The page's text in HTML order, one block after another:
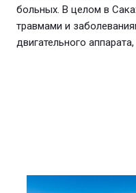
больных. В целом в
травмами и
двигательного